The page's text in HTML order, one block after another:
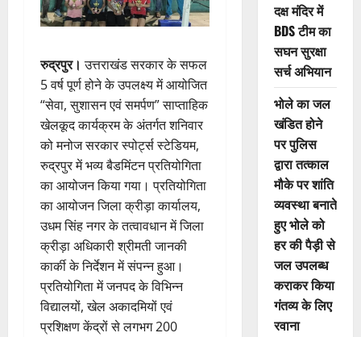
रुद्रपुर। उत्तराखंड सरकार के सफल
5 वर्ष पूर्ण होने के उपलक्ष्य में आयोजित
“सेवा, सुशासन एवं समर्पण” साप्ताहिक
खेलकूद कार्यक्रम के अंतर्गत शनिवार
को मनोज सरकार स्पोर्ट्स स्टेडियम,
रुद्रपुर में भव्य बैडमिंटन प्रतियोगिता
का आयोजन किया गया। प्रतियोगिता
का आयोजन जिला क्रीड़ा कार्यालय,
उधम सिंह नगर के तत्वावधान में जिला
क्रीड़ा अधिकारी श्रीमती जानकी
कार्की के निर्देशन में संपन्न हुआ।
प्रतियोगिता में जनपद के विभिन्न
विद्यालयों, खेल अकादमियों एवं
प्रशिक्षण केंद्रों से लगभग 200
दक्ष मंदिर में
BDS टीम का
सघन सुरक्षा
सर्च अभियान
भोले का जल
खंडित होने
पर पुलिस
द्वारा तत्काल
मौके पर शांति
व्यवस्था बनाते
हुए भोले को
हर की पैड़ी से
जल उपलब्ध
कराकर किया
गंतव्य के लिए
रवाना